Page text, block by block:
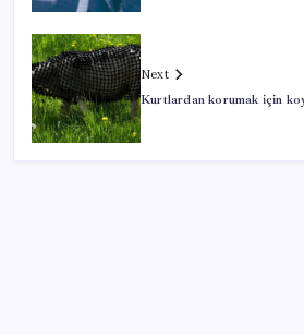
Next
Kurtlardan korumak için